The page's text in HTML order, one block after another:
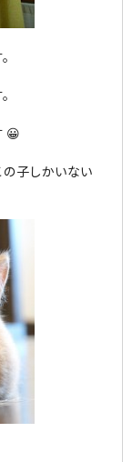
😀
子しかいない